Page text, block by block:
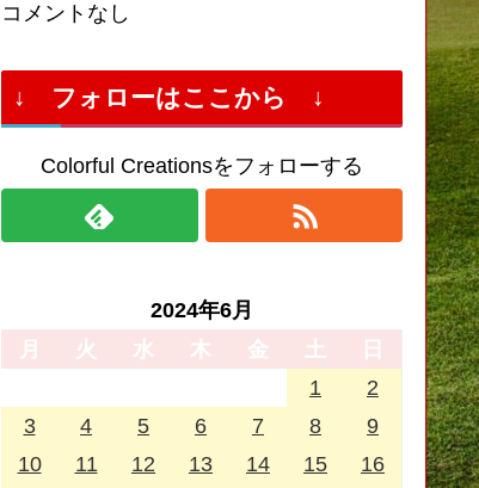
コメントなし
↓ フォローはここから ↓
Colorful Creationsをフォローする
2024年6月
月
火 水 木 金 土
日
1
2
3
4 5 6 7 8
9
10
11 12 13 14 15
16